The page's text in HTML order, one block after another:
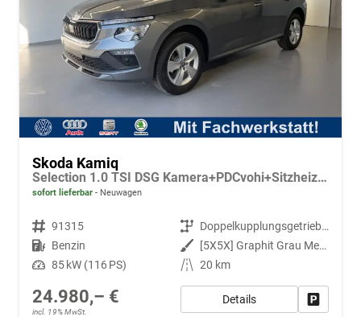
Skoda Kamiq
Selection 1.0 TSI DSG Kamera+PDCvohi+Sitzheizung+AppConnect+Sunset+Alu16
sofort lieferbar Neuwagen
Fahrzeugnr. 91315 Getriebe
Doppelkupplungsgetriebe (DSG)
Kraftstoff Benzin Außenfarbe
[5X5X] Graphit Grau Metallic
Leistung 85 kW (116 PS) Kilometerstand 20 km
24.980,– €
incl. 19% MwSt.
Details